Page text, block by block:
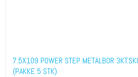
7.5X109 POWER STEP METALBOR
(PAKKE 5 STK)